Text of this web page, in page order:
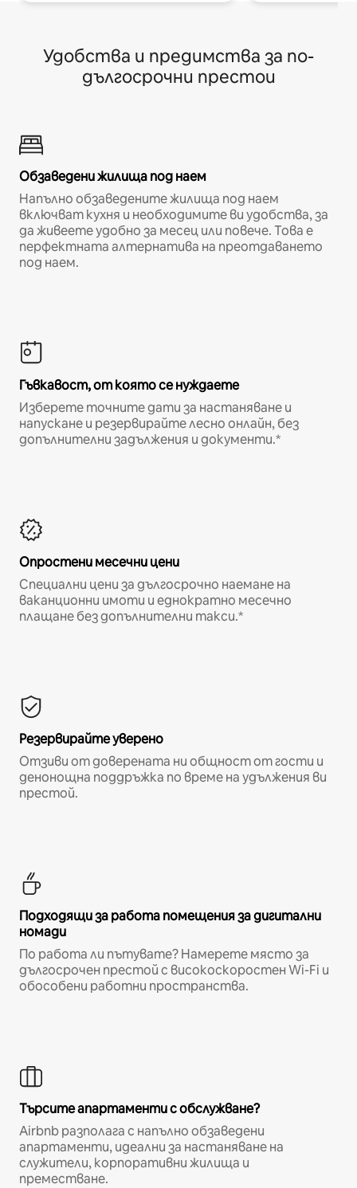
Удобства и предимства за по-
дългосрочни престои
Обзаведени жилища под наем
Напълно обзаведените жилища под наем
включват кухня и необходимите ви удобства, за
да живеете удобно за месец или повече. Това е
перфектната алтернатива на преотдаването
под наем.
Гъвкавост, от която се нуждаете
Изберете точните дати за настаняване и
напускане и резервирайте лесно онлайн, без
допълнителни задължения и документи.*
Опростени месечни цени
Специални цени за дългосрочно наемане на
ваканционни имоти и еднократно месечно
плащане без допълнителни такси.*
Резервирайте уверено
Отзиви от доверената ни общност от гости и
денонощна поддръжка по време на удължения ви
престой.
Подходящи за работа помещения за дигитални
номади
По работа ли пътувате? Намерете място за
дългосрочен престой с високоскоростен Wi-Fi и
обособени работни пространства.
Търсите апартаменти с обслужване?
Airbnb разполага с напълно обзаведени
апартаменти, идеални за настаняване на
служители, корпоративни жилища и
преместване.